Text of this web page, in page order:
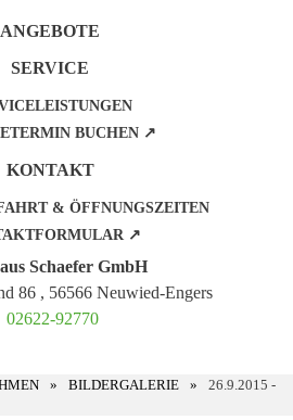
ANGEBOTE
SERVICE
BUCHEN ↗
KONTAKT
& ÖFFNUNGSZEITEN
↗
Schaefer GmbH
86 , 56566 Neuwied-Engers
02622-92770
BILDERGALERIE
26.9.2015 -